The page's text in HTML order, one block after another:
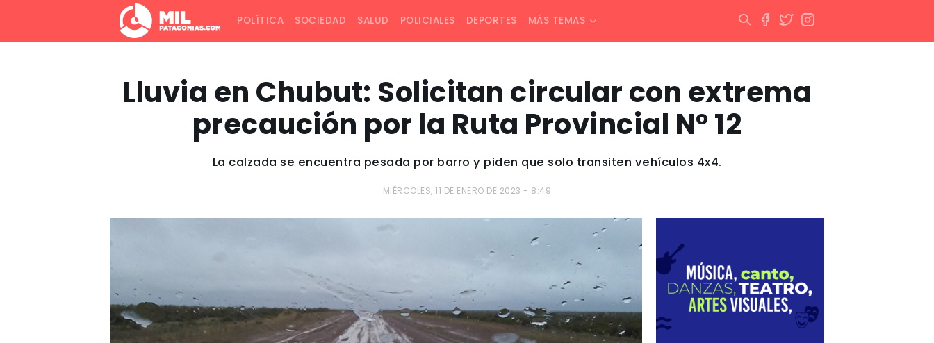
POLÍTICA SOCIEDAD SALUD POLICIALES DEPORTES MÁS TEMAS
Lluvia en Chubut: Solicitan circular con extrema
precaución por la Ruta Provincial N° 12
La calzada se encuentra pesada por barro y piden que solo transiten vehículos 4x4.
MIÉRCOLES, 11 DE ENERO DE 2023 - 8:49